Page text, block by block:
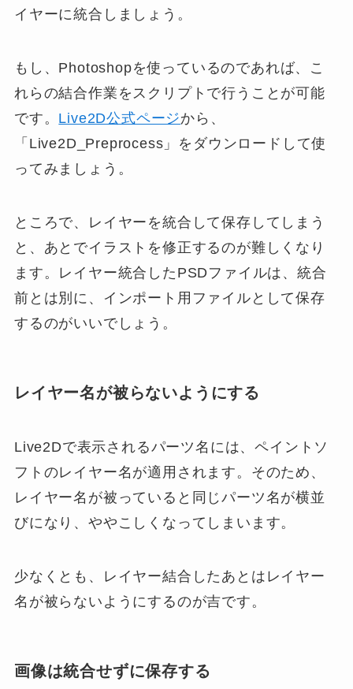
イヤーに統合しましょう。
もし、Photoshopを使っているのであれば、こ
れらの結合作業をスクリプトで行うことが可能
です。 Live2D公式ページから、
「Live2D_Preprocess」をダウンロードして使
ってみましょう。
ところで、レイヤーを統合して保存してしまう
と、あとでイラストを修正するのが難しくなり
ます。レイヤー統合したPSDファイルは、統合
前とは別に、インポート用ファイルとして保存
するのがいいでしょう。
レイヤー名が被らないようにする
Live2Dで表示されるパーツ名には、ペイントソ
フトのレイヤー名が適用されます。そのため、
レイヤー名が被っていると同じパーツ名が横並
びになり、ややこしくなってしまいます。
少なくとも、レイヤー結合したあとはレイヤー
名が被らないようにするのが吉です。
画像は統合せずに保存する